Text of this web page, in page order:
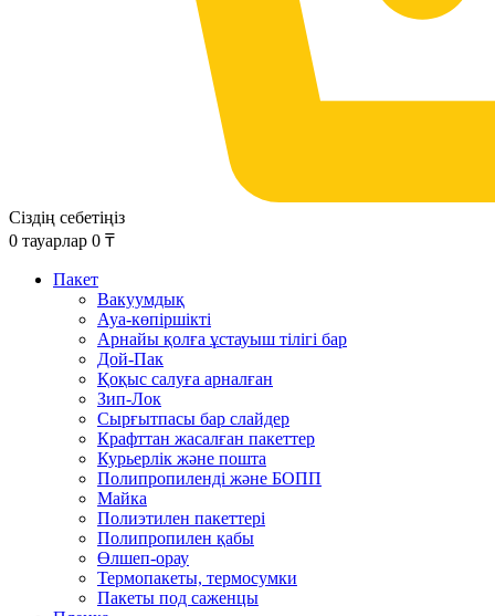
Сіздің себетіңіз
0 тауарлар 0 ₸
Пакет
Вакуумдық
Ауа-көпіршікті
Арнайы қолға ұстауыш тілігі бар
Дой-Пак
Қоқыс салуға арналған
Зип-Лок
Сырғытпасы бар слайдер
Крафттан жасалған пакеттер
Курьерлік және пошта
Полипропиленді және БОПП
Майка
Полиэтилен пакеттері
Полипропилен қабы
Өлшеп-орау
Термопакеты, термосумки
Пакеты под саженцы